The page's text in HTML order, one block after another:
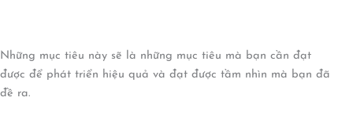
Những mục tiêu này sẽ là những mục tiêu mà bạn cần đạt
được để phát triển hiệu quả và đạt được tầm nhìn mà bạn đã
đề ra.